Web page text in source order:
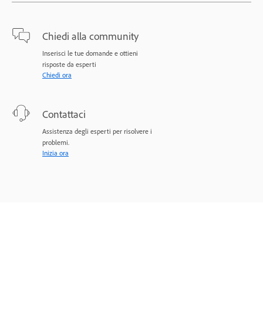
Chiedi alla community
Inserisci le tue domande e ottieni
risposte da esperti
Chiedi ora
Contattaci
Assistenza degli esperti per risolvere i
problemi.
Inizia ora